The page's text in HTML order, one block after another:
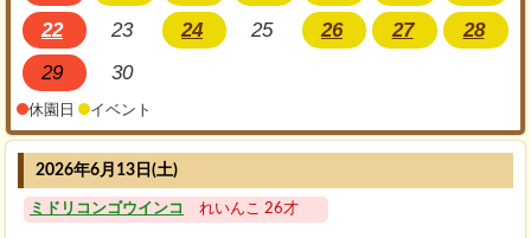
22
23 24 25 26 27
28
29
30
休園日 イベント
2026年6月13日(土)
ミドリコンゴウインコ れいんこ 26才